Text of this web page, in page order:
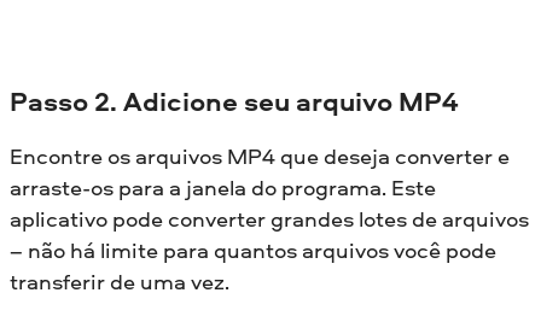
Passo 2. Adicione seu arquivo MP4
Encontre os arquivos MP4 que deseja converter e
arraste-os para a janela do programa. Este
aplicativo pode converter grandes lotes de arquivos
– não há limite para quantos arquivos você pode
transferir de uma vez.